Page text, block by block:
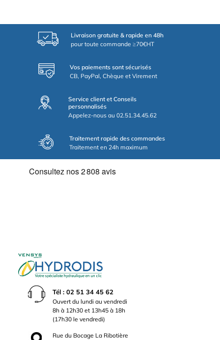
Livraison gratuite & rapide en 48h
pour toute commande ≥70€HT
Vos paiements sont sécurisés
CB, PayPal, Chèque et Virement
Service client et Conseils
personnalisés
Appelez-nous au 02.51.34.45.62
Traitement rapide des commandes
Traitement en 24h maximum
Tél : 02 51 34 45 62
Ouvert du lundi au vendredi
8h à 12h30 et 13h45 à 18h
(17h30 le vendredi)
Rue du Bocage La Ribotière